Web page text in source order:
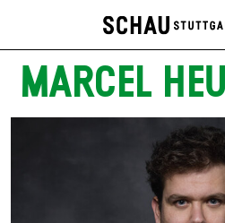
MARCEL